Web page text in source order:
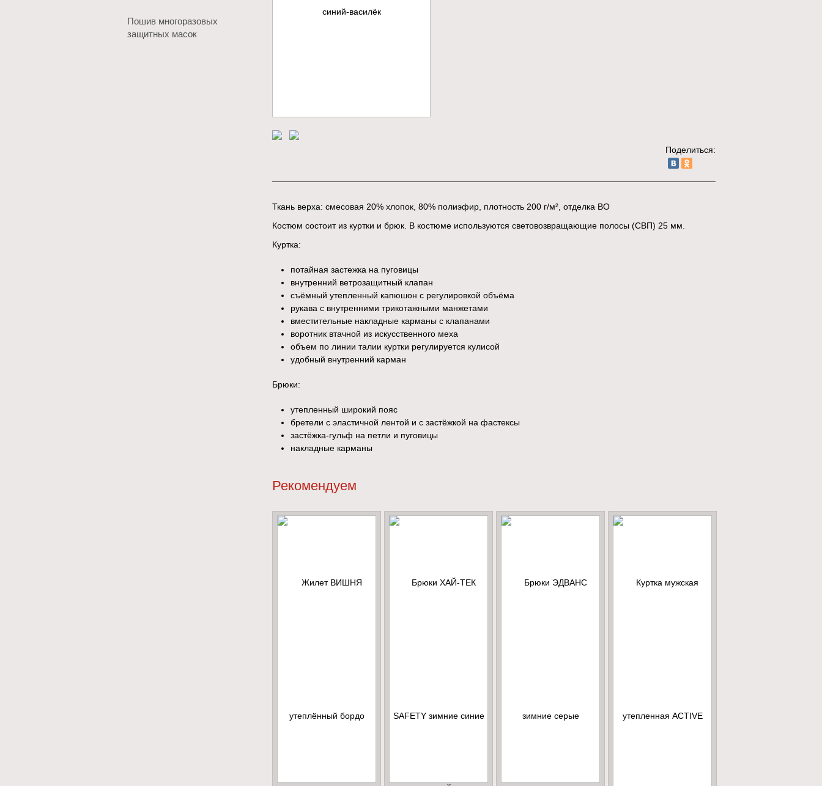
Пошив многоразовых
защитных масок
Поделиться:
Ткань верха: смесовая 20% хлопок, 80% полиэфир, плотность 200 г/м², отделка ВО
Костюм состоит из куртки и брюк. В костюме используются световозвращающие полосы (СВП) 25 мм.
Куртка:
потайная застежка на пуговицы
внутренний ветрозащитный клапан
съёмный утепленный капюшон с регулировкой объёма
рукава с внутренними трикотажными манжетами
вместительные накладные карманы с клапанами
воротник втачной из искусственного меха
объем по линии талии куртки регулируется кулисой
удобный внутренний карман
Брюки:
утепленный широкий пояс
бретели с эластичной лентой и с застёжкой на фастексы
застёжка-гульф на петли и пуговицы
накладные карманы
Рекомендуем